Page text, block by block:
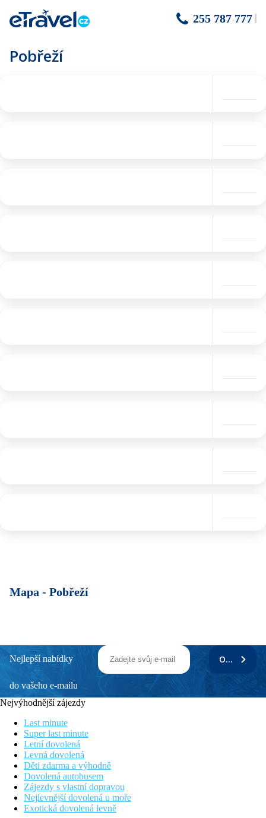
255 787 777
Pobřeží
Mapa - Pobřeží
Nejlepší nabídky
do vašeho e-mailu
ODEBÍRAT
Nejvýhodnější zájezdy
Last minute
Super last minute
Letní dovolená
Levná dovolená
Děti zdarma a výhodně
Dovolená autobusem
Zájezdy s vlastní dopravou
Nejlevnější dovolená u moře
Exotická dovolená levně